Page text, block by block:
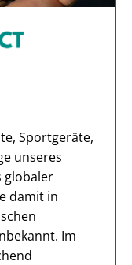
Sportgeräte,
unseres
globaler
damit in
Im